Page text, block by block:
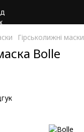
Гірськолижні
Bolle